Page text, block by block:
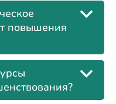
повышения